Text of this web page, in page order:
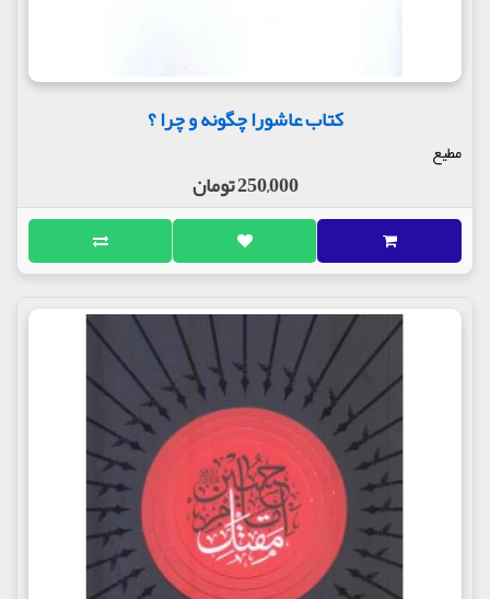
کتاب عاشورا چگونه و چرا ؟
مطیع
250,000 تومان